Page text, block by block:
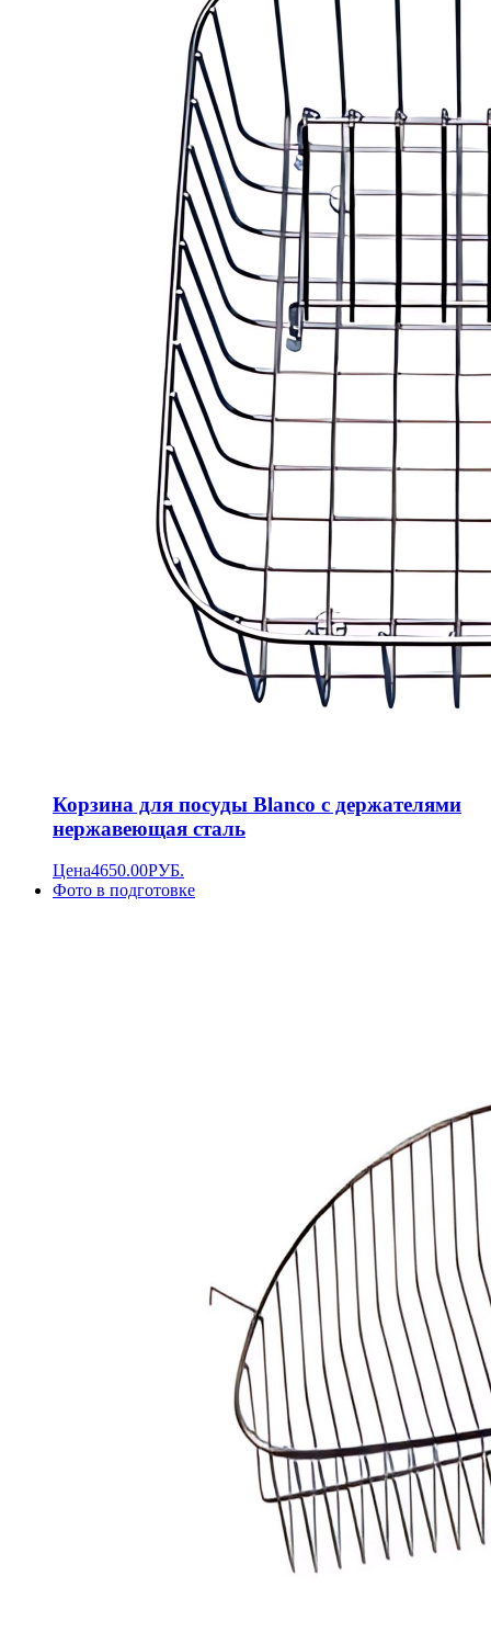
Корзина для посуды Blanco с держателями
нержавеющая сталь
Цена4650.00РУБ.
Фото в подготовке